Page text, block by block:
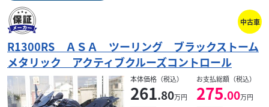
中古車
R1300RS ＡＳＡ ツーリング ブラックストーム
メタリック アクティブクルーズコントロール
本体価格（税込）
261.80万円
お支払総額（税込）
275.00万円